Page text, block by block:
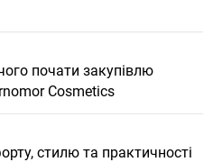
почати закупівлю
Cosmetics
стилю та практичності